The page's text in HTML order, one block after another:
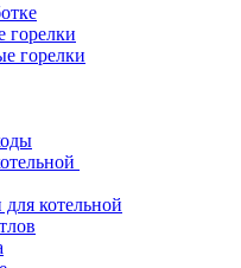
горелки
горелки
котельной